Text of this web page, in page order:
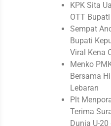
KPK Sita
OTT
Sempat
Bupati
Viral Kena
Menko
Bersama
Lebaran
Plt
Terima
Dunia U-